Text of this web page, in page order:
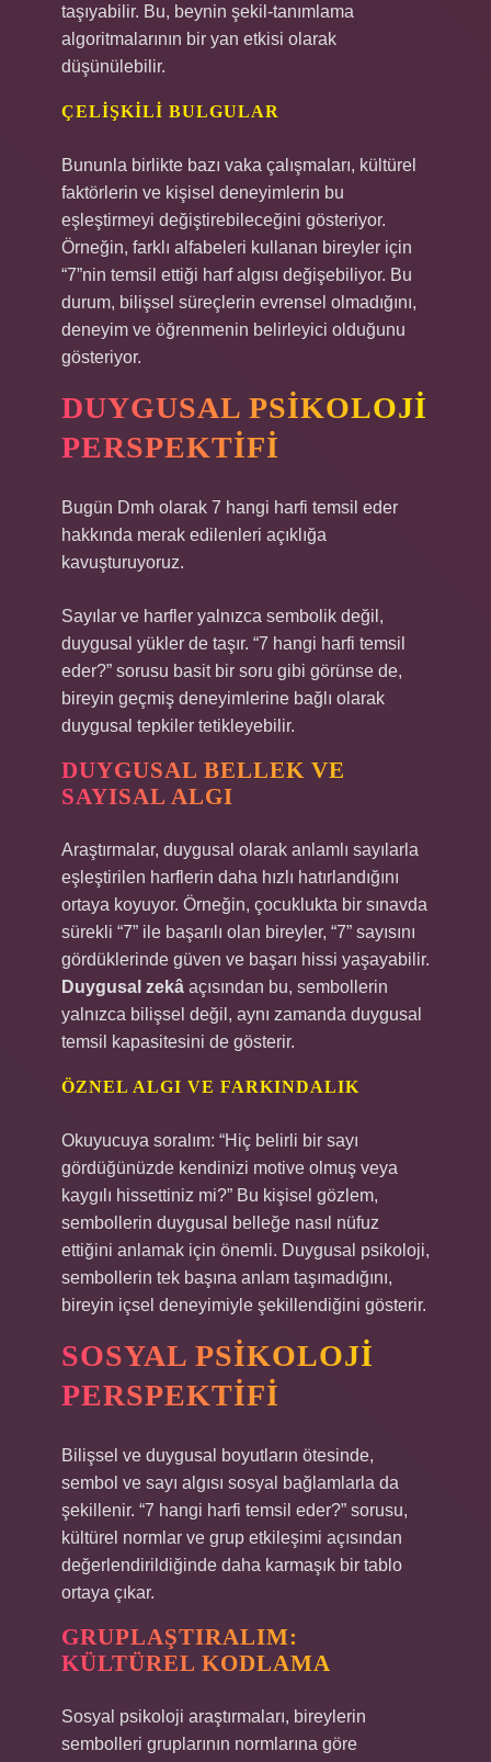
taşıyabilir. Bu, beynin şekil-tanımlama
algoritmalarının bir yan etkisi olarak
düşünülebilir.
ÇELIŞKILI BULGULAR
Bununla birlikte bazı vaka çalışmaları, kültürel
faktörlerin ve kişisel deneyimlerin bu
eşleştirmeyi değiştirebileceğini gösteriyor.
Örneğin, farklı alfabeleri kullanan bireyler için
“7”nin temsil ettiği harf algısı değişebiliyor. Bu
durum, bilişsel süreçlerin evrensel olmadığını,
deneyim ve öğrenmenin belirleyici olduğunu
gösteriyor.
DUYGUSAL PSIKOLOJI
PERSPEKTIFI
Bugün Dmh olarak 7 hangi harfi temsil eder
hakkında merak edilenleri açıklığa
kavuşturuyoruz.
Sayılar ve harfler yalnızca sembolik değil,
duygusal yükler de taşır. “7 hangi harfi temsil
eder?” sorusu basit bir soru gibi görünse de,
bireyin geçmiş deneyimlerine bağlı olarak
duygusal tepkiler tetikleyebilir.
DUYGUSAL BELLEK VE
SAYISAL ALGI
Araştırmalar, duygusal olarak anlamlı sayılarla
eşleştirilen harflerin daha hızlı hatırlandığını
ortaya koyuyor. Örneğin, çocuklukta bir sınavda
sürekli “7” ile başarılı olan bireyler, “7” sayısını
gördüklerinde güven ve başarı hissi yaşayabilir.
Duygusal zekâ açısından bu, sembollerin
yalnızca bilişsel değil, aynı zamanda duygusal
temsil kapasitesini de gösterir.
ÖZNEL ALGI VE FARKINDALIK
Okuyucuya soralım: “Hiç belirli bir sayı
gördüğünüzde kendinizi motive olmuş veya
kaygılı hissettiniz mi?” Bu kişisel gözlem,
sembollerin duygusal belleğe nasıl nüfuz
ettiğini anlamak için önemli. Duygusal psikoloji,
sembollerin tek başına anlam taşımadığını,
bireyin içsel deneyimiyle şekillendiğini gösterir.
SOSYAL PSIKOLOJI
PERSPEKTIFI
Bilişsel ve duygusal boyutların ötesinde,
sembol ve sayı algısı sosyal bağlamlarla da
şekillenir. “7 hangi harfi temsil eder?” sorusu,
kültürel normlar ve grup etkileşimi açısından
değerlendirildiğinde daha karmaşık bir tablo
ortaya çıkar.
GRUPLAŞTIRALIM:
KÜLTÜREL KODLAMA
Sosyal psikoloji araştırmaları, bireylerin
sembolleri gruplarının normlarına göre